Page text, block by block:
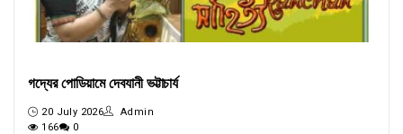
গদ্যের পোডিয়ামে দেবযানী ভট্টাচার্য
20 July 2026
Admin
166
0